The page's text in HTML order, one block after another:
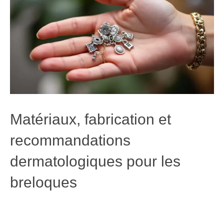
Matériaux, fabrication et
recommandations
dermatologiques pour les
breloques